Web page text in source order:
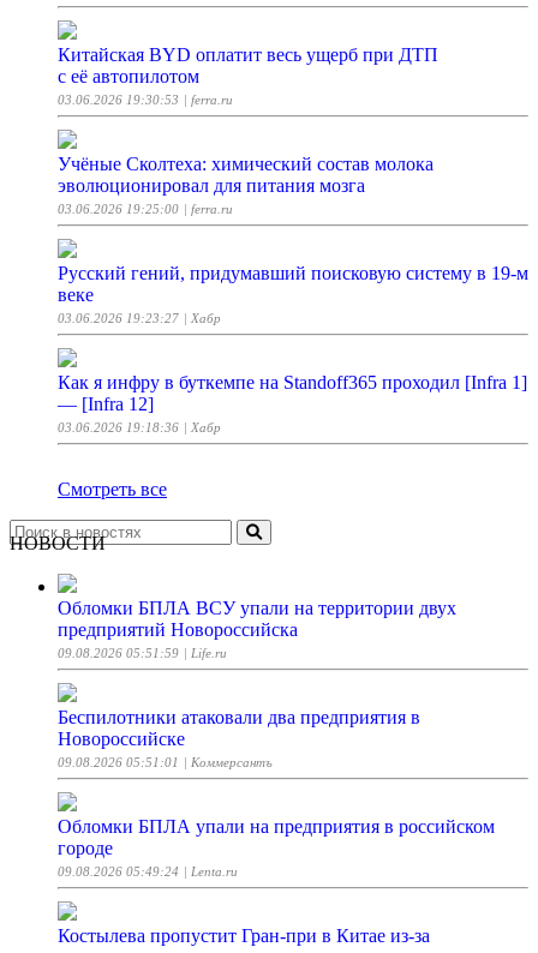
Китайская BYD оплатит весь ущерб при ДТП
с её автопилотом
03.06.2026 19:30:53 | ferra.ru
Учёные Сколтеха: химический состав молока
эволюционировал для питания мозга
03.06.2026 19:25:00 | ferra.ru
Русский гений, придумавший поисковую систему в 19-м
веке
03.06.2026 19:23:27 | Хабр
Как я инфру в буткемпе на Standoff365 проходил [Infra 1]
— [Infra 12]
03.06.2026 19:18:36 | Хабр
Смотреть все
НОВОСТИ
Обломки БПЛА ВСУ упали на территории двух
предприятий Новороссийска
09.08.2026 05:51:59 | Life.ru
Беспилотники атаковали два предприятия в
Новороссийске
09.08.2026 05:51:01 | Коммерсантъ
Обломки БПЛА упали на предприятия в российском
городе
09.08.2026 05:49:24 | Lenta.ru
Костылева пропустит Гран-при в Китае из-за